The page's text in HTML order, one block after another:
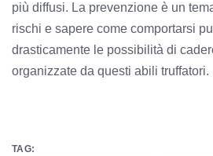
più diffusi. La prevenzione è un
rischi e sapere come comportarsi
drasticamente le possibilità di
organizzate da questi abili truffatori.
TAG: